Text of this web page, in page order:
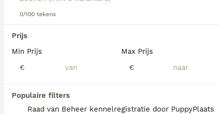
0/100 tekens
Prijs
Min Prijs
€
Max Prijs
€
Populaire filters
Raad van Beheer kennelregistratie door PuppyPlaats
Newfoundlander erg goed met kinderen is.
over dit hondenras.
We hebben 0 Newfoundlander Pups te koop
Als je toekomstige resultaten wil zien voor deze
exacte zoekopdracht, sla dan je zoekopdracht op en